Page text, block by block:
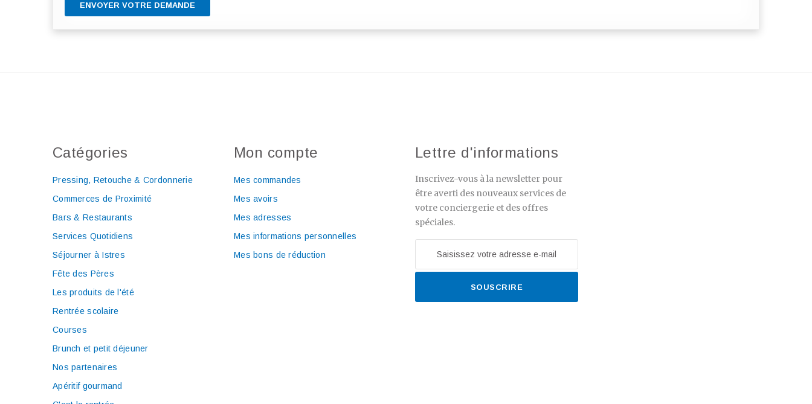
ENVOYER VOTRE DEMANDE
Catégories
Pressing, Retouche & Cordonnerie
Commerces de Proximité
Bars & Restaurants
Services Quotidiens
Séjourner à Istres
Fête des Pères
Les produits de l'été
Rentrée scolaire
Courses
Brunch et petit déjeuner
Nos partenaires
Apéritif gourmand
Mon compte
Mes commandes
Mes avoirs
Mes adresses
Mes informations personnelles
Mes bons de réduction
Lettre d'informations
Inscrivez-vous à la newsletter pour
être averti des nouveaux services de
votre conciergerie et des offres
spéciales.
SOUSCRIRE